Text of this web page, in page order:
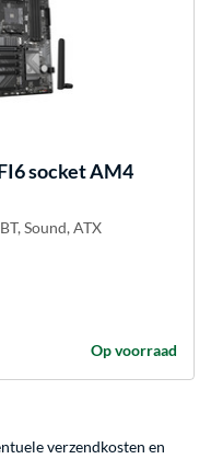
socket AM4
Sound, ATX
Op voorraad
verzendkosten en